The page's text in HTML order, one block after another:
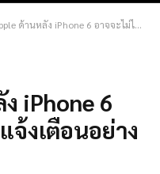
านหลัง iPhone 6 อาจจะไม่ได้เป็นไฟแจ้งเตือนอย่างที่คาดกัน
iPhone 6
จ้งเตือนอย่าง